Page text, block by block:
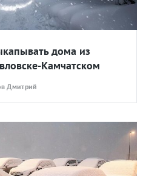
дома из
Камчатском
Дмитрий